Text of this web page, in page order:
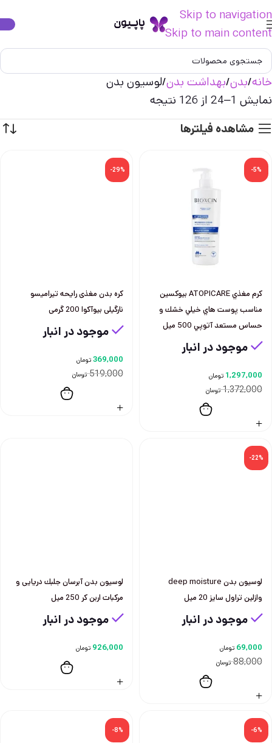
Skip to navigation
Skip to main content
خانه بدن بهداشت بدن لوسیون بدن
نمایش 1–24 از 126 نتیجه
مشاهده فیلترها
-5%
كرم مغذي ATOPICARE بيوكسين
مناسب پوست هاي خيلي خشك و
حساس مستعد آتوپي 500 ميل
موجود در انبار
1,372,000 تومان
1,297,000 تومان
-29%
كره بدن مغذی رايحه تيراميسو
نارگيلی بيوآكوا 200 گرمی
موجود در انبار
519,000 تومان
369,000تومان
-22%
لوسيون بدن deep moisture
وازلين تراول سايز 20 ميل
موجود در انبار
88,000 تومان
69,000 تومان
لوسيون بدن آبرسان جلبك دريايی و
مركبات اربن كر 250 ميل
موجود در انبار
926,000 تومان
-6%
-8%